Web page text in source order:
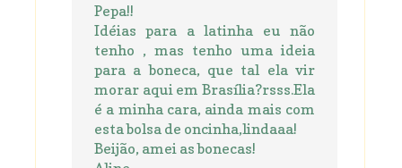
Pepa!!
Idéias para a latinha eu não
tenho , mas tenho uma ideia
para a boneca, que tal ela vir
morar aqui em Brasília?rsss.Ela
é a minha cara, ainda mais com
esta bolsa de oncinha,lindaaa!
Beijão, amei as bonecas!